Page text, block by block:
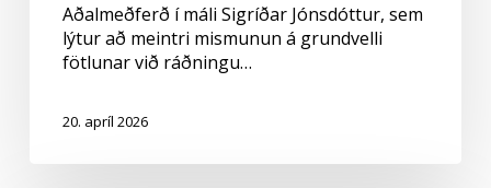
Aðalmeðferð í máli Sigríðar Jónsdóttur, sem
lýtur að meintri mismunun á grundvelli
fötlunar við ráðningu…
20. apríl 2026